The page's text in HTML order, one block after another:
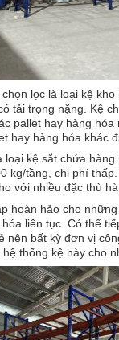
chọn lọc là loại kệ
tải trọng nặng. Kệ
pallet hay hàng hóa
hay hàng hóa khác
loại kệ sắt chứa hàng
kg/tầng, chi phí
với nhiều đặc thù
hoàn hảo cho
liên tục. Có thể
nên bất kỳ đơn vị
thống kệ này cho